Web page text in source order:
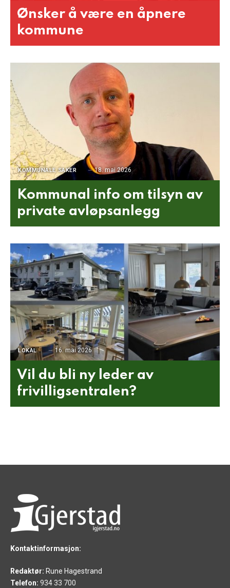
Ønsker å være en åpnere
kommune
KOMMUNALE SAKER 18. mai 2026
Kommunal info om tilsyn av
private avløpsanlegg
LOKAL 16. mai 2026
Vil du bli ny leder av
frivilligsentralen?
Kontaktinformasjon:
Redaktør: Rune Hagestrand
Telefon: 934 33 700